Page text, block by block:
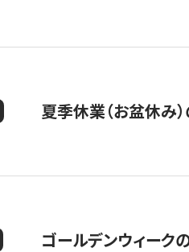
夏季休業（お盆休み
ゴールデンウィーク